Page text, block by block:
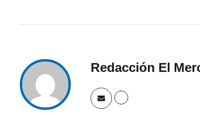
Redacción El